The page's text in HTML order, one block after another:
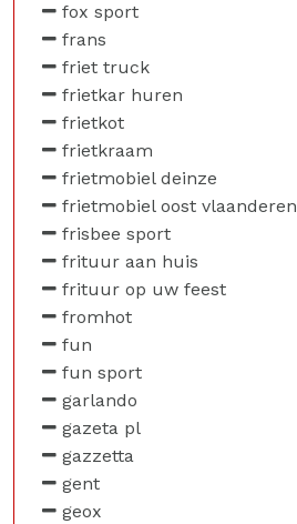
fox sport
frans
friet truck
frietkar huren
frietkot
frietkraam
frietmobiel deinze
frietmobiel oost vlaanderen
frisbee sport
frituur aan huis
frituur op uw feest
fromhot
fun
fun sport
garlando
gazeta pl
gazzetta
gent
geox